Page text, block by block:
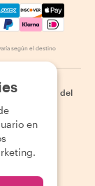
Visa, Amex,
según el destino
Mapa del
en